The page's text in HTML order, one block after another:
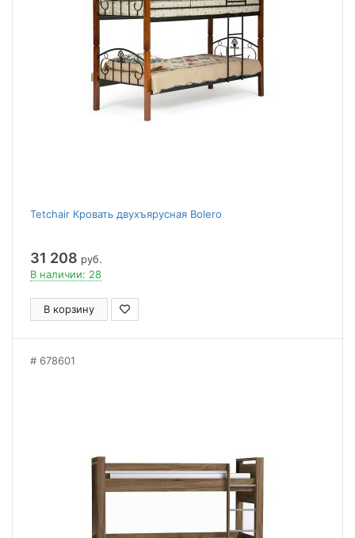
Tetchair Кровать двухъярусная Bolero
31 208 руб.
В наличии: 28
В корзину
678601